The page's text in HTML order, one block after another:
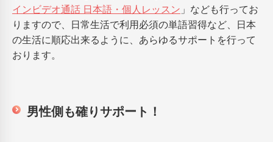
インビデオ通話 日本語・個人レッスン 」なども行ってお
りますので、日常生活で利用必須の単語習得など、日本
の生活に順応出来るように、あらゆるサポートを行って
おります。
男性側も確りサポート！